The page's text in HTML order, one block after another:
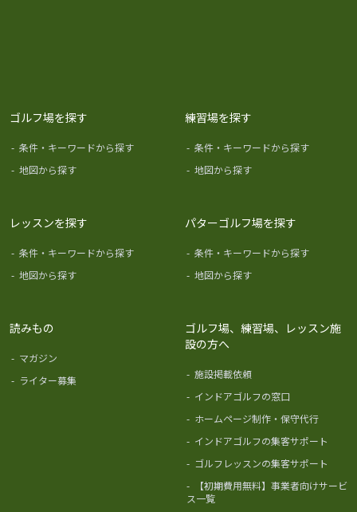
ゴルフ場を探す
- 条件・キーワードから探す
- 地図から探す
練習場を探す
- 条件・キーワードから探す
- 地図から探す
レッスンを探す
- 条件・キーワードから探す
- 地図から探す
パターゴルフ場を探す
- 条件・キーワードから探す
- 地図から探す
読みもの
- マガジン
- ライター募集
ゴルフ場、練習場、レッスン施
設の方へ
- 施設掲載依頼
- インドアゴルフの窓口
- ホームページ制作・保守代行
- インドアゴルフの集客サポート
- ゴルフレッスンの集客サポート
-
【初期費用無料】事業者向けサービ
ス一覧